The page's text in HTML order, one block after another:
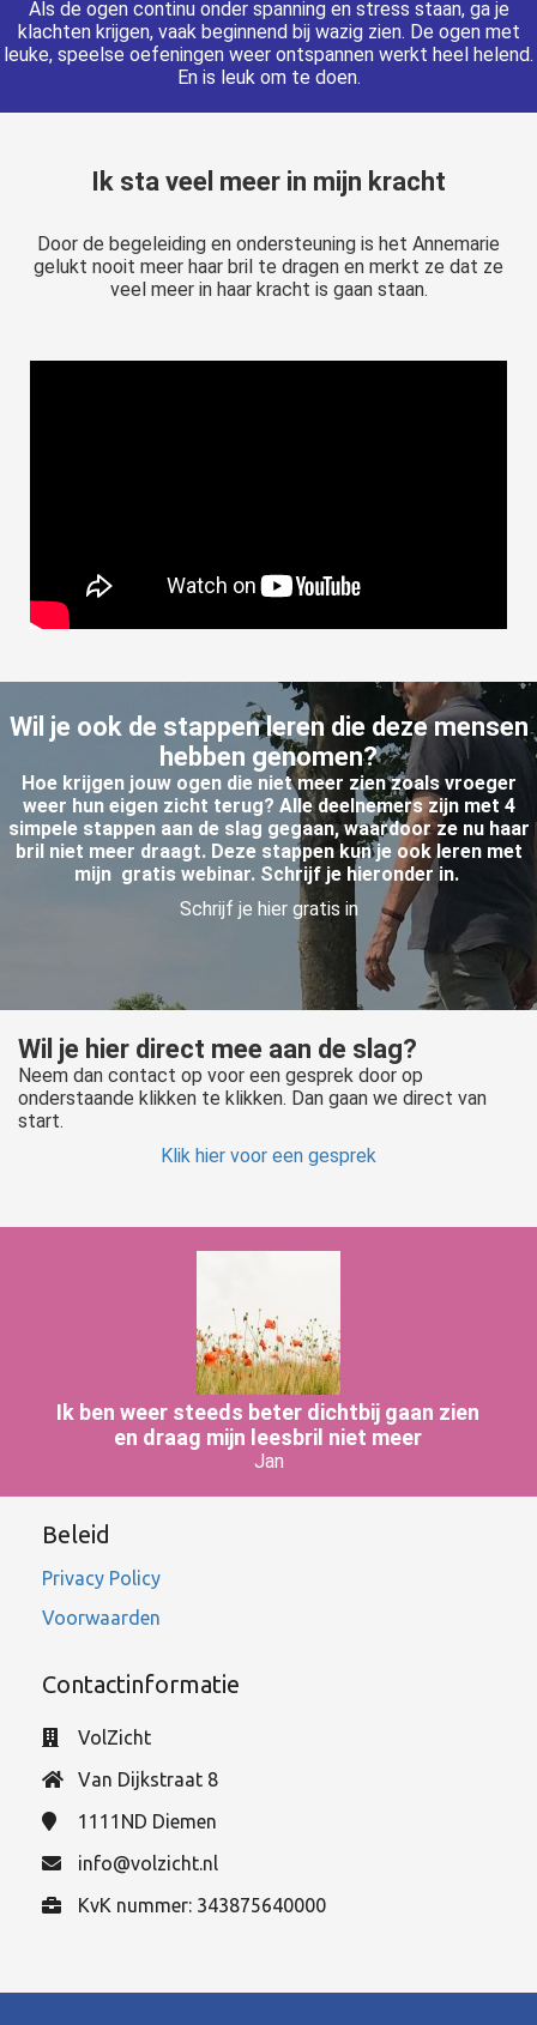
Als de ogen continu onder spanning en stress staan, ga je
klachten krijgen, vaak beginnend bij wazig zien. De ogen met
leuke, speelse oefeningen weer ontspannen werkt heel helend.
En is leuk om te doen.
Ik sta veel meer in mijn kracht
Door de begeleiding en ondersteuning is het Annemarie
gelukt nooit meer haar bril te dragen en merkt ze dat ze
veel meer in haar kracht is gaan staan.
Wil je ook de stappen leren die deze mensen
hebben genomen?
Hoe krijgen jouw ogen die niet meer zien zoals vroeger
weer hun eigen zicht terug? Alle deelnemers zijn met 4
simpele stappen aan de slag gegaan, waardoor ze nu haar
bril niet meer draagt. Deze stappen kun je ook leren met
mijn gratis webinar. Schrijf je hieronder in.
Schrijf je hier gratis in
Wil je hier direct mee aan de slag?
Neem dan contact op voor een gesprek door op
onderstaande klikken te klikken. Dan gaan we direct van
start.
Klik hier voor een gesprek
Ik ben weer steeds beter dichtbij gaan zien
en draag mijn leesbril niet meer
Jan
Beleid
Privacy Policy
Voorwaarden
Contactinformatie
VolZicht
Van Dijkstraat 8
1111ND Diemen
info@volzicht.nl
KvK nummer: 343875640000